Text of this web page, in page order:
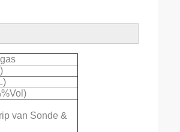
van Sonde &